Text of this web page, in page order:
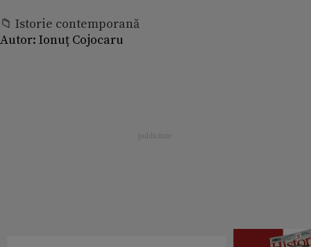
📁 Istorie contemporană
Autor: Ionuț Cojocaru